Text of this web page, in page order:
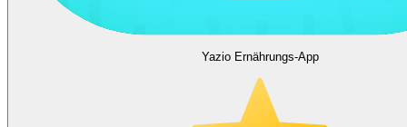
Yazio Ernährungs-App